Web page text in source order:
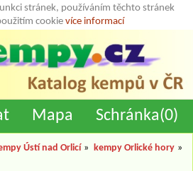
stránek, používáním těchto stránek
cookie více informací
Mapa Schránka(0)
Ústí nad Orlicí » kempy Orlické hory »